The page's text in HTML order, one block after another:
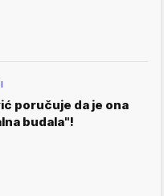
poručuje da je ona
budala"!